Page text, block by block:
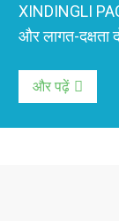
XINDINGLI
और लागत-दक्षता
और पढ़ें